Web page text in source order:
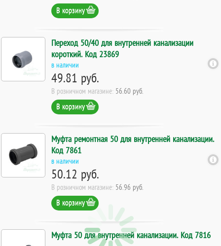
В корзину
Переход 50/40 для внутренней канализации
короткий. Код 23869
в наличии
49.81 руб.
В розничном магазине: 56.60 руб.
В корзину
Муфта ремонтная 50 для внутренней канализации.
Код 7861
в наличии
50.12 руб.
В розничном магазине: 56.96 руб.
В корзину
Муфта 50 для внутренней канализации. Код 7816